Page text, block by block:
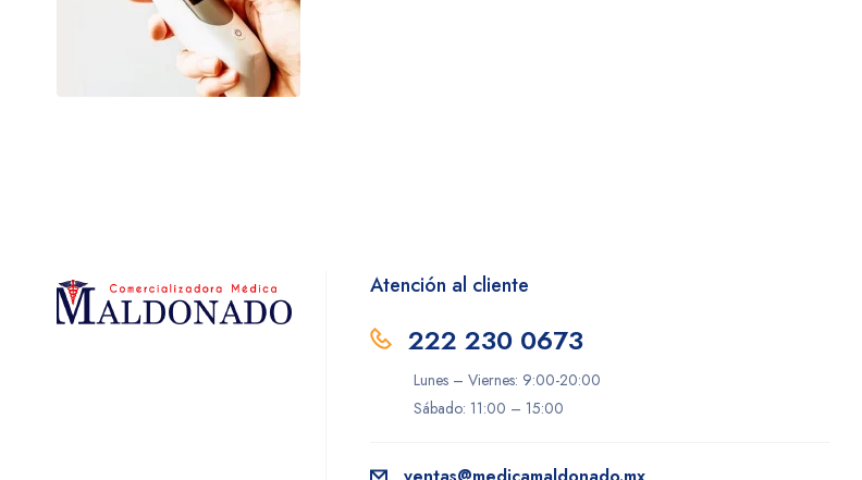
Homecare
Instituto Bioclon
Atención al cliente
222 230 0673
Lunes – Viernes: 9:00-20:00
Sábado: 11:00 – 15:00